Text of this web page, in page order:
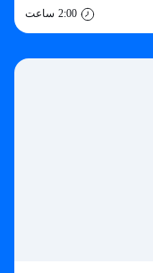
2:00 ساعت